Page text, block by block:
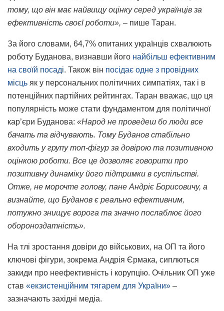
тому, що він має найвищу оцінку серед українців за
ефективність своєї роботи», – пише Таран.
За його словами, 64,7% опитаних українців схвалюють
роботу Буданова, визнавши його найбільш ефективним
на своїй посаді. Також він посідає одне з провідних
місць як у персональних політичних симпатіях, так і в
потенційних партійних рейтингах. Таран вважає, що ця
популярність може стати фундаментом для політичної
кар’єри Буданова: «Народ не проведеш бо люди все
бачать та відчувають. Тому Буданов стабільно
входить у групу топ-фігур за довірою та позитивною
оцінкою роботи. Все це дозволяє говорити про
позитивну динаміку його підтримки в суспільстві.
Отже, не морочте голову, пане Андріє Борисовичу, а
визнайте, що Буданов є реально ефективним,
потужно знищує ворога та значно послаблює його
обороноздатність».
На тлі зростання довіри до військових, на ОП та його
ключові фігури, зокрема Андрія Єрмака, сиплються
закиди про неефективність і корупцію. Очільник ОП уже
став «екзистенційним тягарем для України» –
зазначають західні медіа.